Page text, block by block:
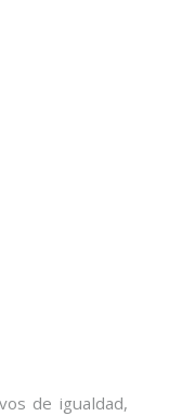
de igualdad,